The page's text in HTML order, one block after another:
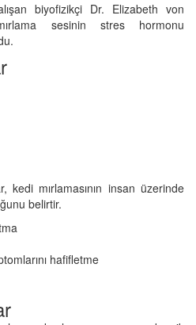
biyofizikçi Dr. Elizabeth von
sesinin stres hormonu
kedi mırlamasının insan üzerinde
belirtir.
hafifletme